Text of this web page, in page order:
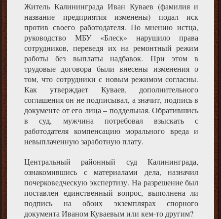
Житель Калининграда Иван Куваев (фамилия и
название предприятия изменены) подал иск
против своего работодателя. По мнению истца,
руководство МБУ «Блеск» нарушило права
сотрудников, переведя их на ремонтный режим
работы без выплаты надбавок. При этом в
трудовые договора были внесены изменения о
том, что сотрудники с новым режимом согласны.
Как утверждает Куваев, дополнительного
соглашения он не подписывал, а значит, подпись в
документе от его лица – поддельная. Обратившись
в суд, мужчина потребовал взыскать с
работодателя компенсацию морального вреда и
невыплаченную заработную плату.
Центральный районный суд Калининграда,
ознакомившись с материалами дела, назначил
почерковедческую экспертизу. На разрешение был
поставлен единственный вопрос, выполнена ли
подпись на обоих экземплярах спорного
документа Иваном Куваевым или кем-то другим?